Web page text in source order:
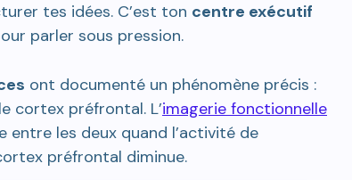
tes idées. C’est toncentre exécutif
parler sous pression.
ont documenté un phénomène précis :
cortex préfrontal. L’imagerie fonctionnelle
les deux quand l’activité de
préfrontal diminue.